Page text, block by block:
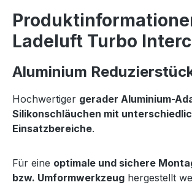
Ladeluft Turbo
Aluminium
Hochwertiger gerader Aluminium-
Silikonschläuchen mit
Einsatzbereiche.
Für eine optimale und sichere
bzw. Umformwerkzeug hergestellt